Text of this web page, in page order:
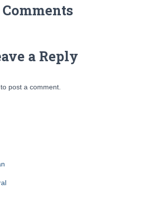
Comments
a Reply
to post a comment.